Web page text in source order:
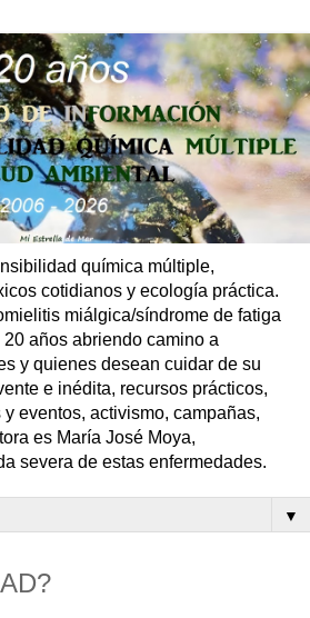
química múltiple,
cotidianos y ecología práctica.
miálgica/síndrome de fatiga
años abriendo camino a
y quienes desean cuidar de su
e inédita, recursos prácticos,
eventos, activismo, campañas,
es María José Moya,
severa de estas enfermedades.
▼